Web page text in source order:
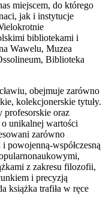
miejscem, do którego
jak i instytucje
bibliotekami i
Wawelu, Muzea
Biblioteka
obejmuje zarówno
kolekcjonerskie tytuły.
profesorskie oraz
unikalnej wartości
zarówno
powojenną-współczesną
z zakresu filozofii,
i precyzją
książka trafiła w ręce